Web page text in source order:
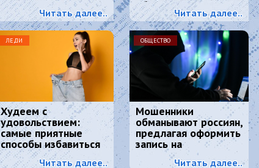
и что спасло
ситуациюЧитать далее..
обеспечен?
Читать далее..
ЛЕДИ
Худеем с
удовольствием:
самые приятные
способы избавиться
от лишнего веса.
Читать далее..
ОБЩЕСТВО
Мошенники
обманывают россиян,
предлагая оформить
запись на
диспансеризацию
Читать далее..